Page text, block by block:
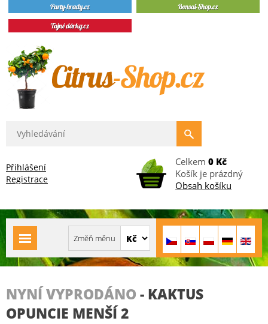
Přihlášení
Registrace
Celkem 0 Kč
Košík je prázdný
Obsah košíku
NYNÍ VYPRODÁNO - KAKTUS
OPUNCIE MENŠÍ 2